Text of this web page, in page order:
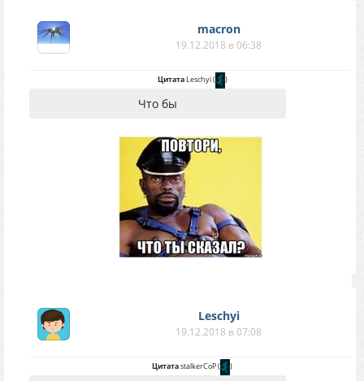
macron
19.12.2018 в 06:38
ЦитатаLeschyi( )
Что бы
Leschyi
19.12.2018 в 07:08
ЦитатаstalkerCoP( )